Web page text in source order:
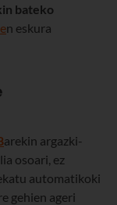
bateko
n eskura
arekin argazki-
osoari, ez
automatikoki
gehien ageri